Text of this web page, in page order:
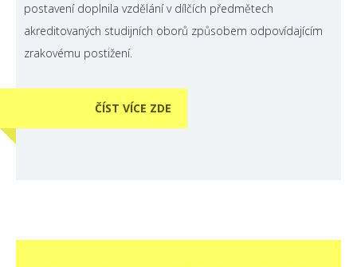
postavení doplnila vzdělání v dílčích předmětech
akreditovaných studijních oborů způsobem odpovídajícím
zrakovému postižení.
ČÍST VÍCE ZDE